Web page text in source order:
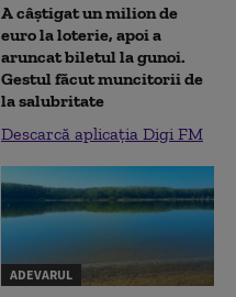
A câștigat un milion de
euro la loterie, apoi a
aruncat biletul la gunoi.
Gestul făcut muncitorii de
la salubritate
Descarcă aplicația Digi FM
ADEVARUL